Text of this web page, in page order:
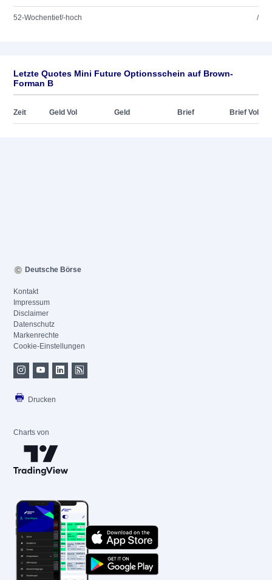
52-Wochentief/-hoch /
Letzte Quotes Mini Future Optionsschein auf Brown-
Forman B
Zeit Geld Vol Geld Brief Brief Vol
Deutsche Börse
Kontakt
Impressum
Disclaimer
Datenschutz
Markenrechte
Cookie-Einstellungen
Drucken
Charts von